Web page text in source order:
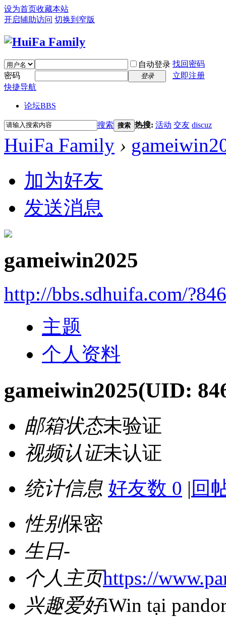
设为首页收藏本站
开启辅助访问 切换到窄版
自动登录 找回密码
密码
登录
立即注册
快捷导航
论坛BBS
搜索 搜索 热搜: 活动 交友 discuz
HuiFa Family ›
加为好友
发送消息
gameiwin2025
http://bbs.sdhuifa.com/
主题
个人资料
gameiwin2025(UID:
邮箱状态未验证
视频认证未认证
统计信息 好友数 0 | 回
性别保密
生日-
个人主页https://
兴趣爱好iWin tại